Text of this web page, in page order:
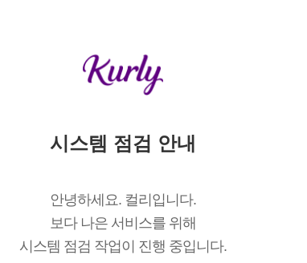
시스템 점검 안내
안녕하세요. 컬리입니다.
보다 나은 서비스를 위해
시스템 점검 작업이 진행 중입니다.